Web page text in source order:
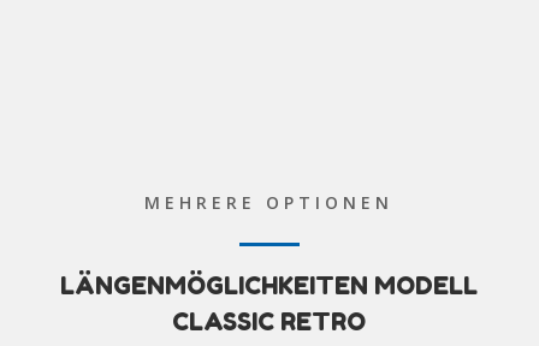
MEHRERE OPTIONEN
LÄNGENMÖGLICHKEITEN MODELL
CLASSIC RETRO